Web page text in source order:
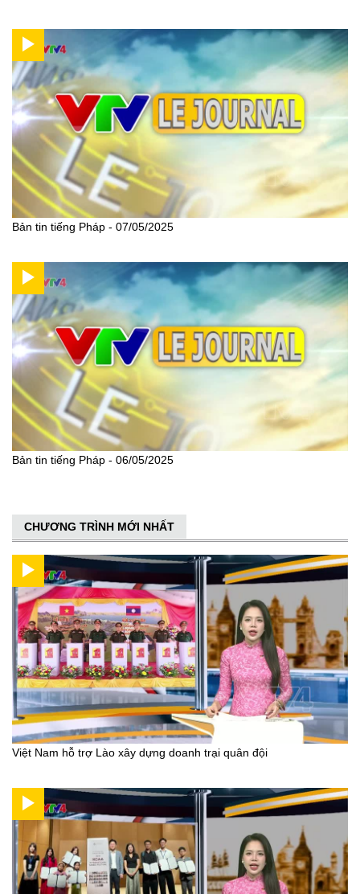
Bản tin tiếng Pháp - 07/05/2025
Bản tin tiếng Pháp - 06/05/2025
CHƯƠNG TRÌNH MỚI NHẤT
Việt Nam hỗ trợ Lào xây dựng doanh trại quân đội